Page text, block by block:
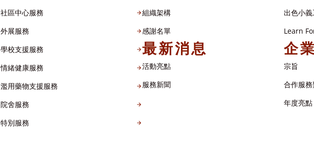
社區中心服務
外展服務
學校支援服務
情緒健康服務
濫用藥物支援服務
院舍服務
特別服務
組織架構​
感謝名單​
最新消息
活動亮點
服務新聞
出色小
Learn
企
宗旨
合作服務
年度亮點